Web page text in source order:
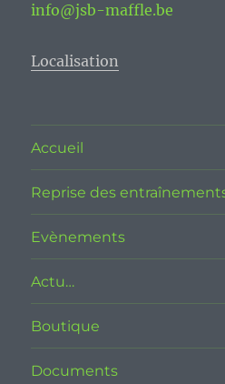
info@jsb-maffle.be
Localisation
Accueil
Reprise des
Evènements
Actu…
Boutique
Documents